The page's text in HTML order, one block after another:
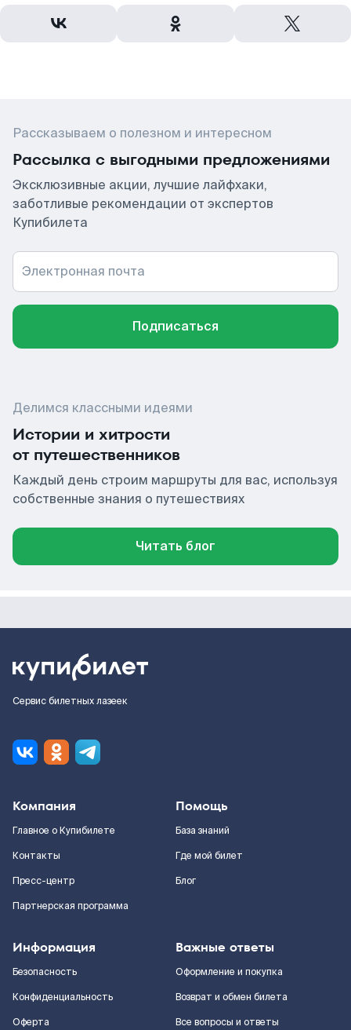
Рассказываем о полезном и интересном
Рассылка с выгодными предложениями
Эксклюзивные акции, лучшие лайфхаки,
заботливые рекомендации от экспертов
Купибилета
Электронная почта
Подписаться
Делимся классными идеями
Истории и хитрости
от путешественников
Каждый день строим маршруты для вас, используя
собственные знания о путешествиях
Читать блог
Сервис билетных лазеек
Компания
Главное о Купибилете
Контакты
Пресс-центр
Партнерская программа
Помощь
База знаний
Где мой билет
Блог
Информация
Безопасность
Конфиденциальность
Оферта
Важные ответы
Оформление и покупка
Возврат и обмен билета
Все вопросы и ответы